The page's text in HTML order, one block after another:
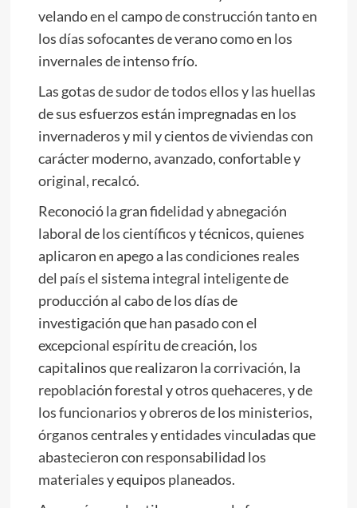
velando en el campo de construcción tanto en
los días sofocantes de verano como en los
invernales de intenso frío.
Las gotas de sudor de todos ellos y las huellas
de sus esfuerzos están impregnadas en los
invernaderos y mil y cientos de viviendas con
carácter moderno, avanzado, confortable y
original, recalcó.
Reconoció la gran fidelidad y abnegación
laboral de los científicos y técnicos, quienes
aplicaron en apego a las condiciones reales
del país el sistema integral inteligente de
producción al cabo de los días de
investigación que han pasado con el
excepcional espíritu de creación, los
capitalinos que realizaron la corrivación, la
repoblación forestal y otros quehaceres, y de
los funcionarios y obreros de los ministerios,
órganos centrales y entidades vinculadas que
abastecieron con responsabilidad los
materiales y equipos planeados.